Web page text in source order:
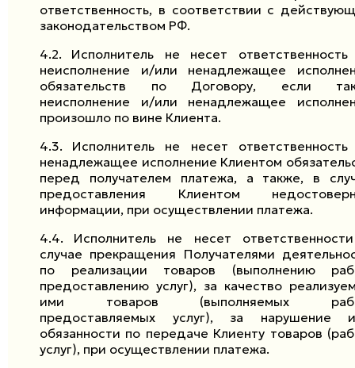
ответственность, в соответствии с
законодательством РФ.
4.2.
Исполнитель не несет
неисполнение и/или ненадлежащее
обязательств по Договору, если
неисполнение и/или ненадлежащее
произошло по вине Клиента.
4.3.
Исполнитель не несет
ненадлежащее исполнение Клиентом
перед получателем платежа, а также, в
предоставления Клиентом
информации, при осуществлении платежа.
4.4.
Исполнитель не несет
случае прекращения Получателями
по реализации товаров (выполнению
предоставлению услуг), за качество
ими товаров (выполняемых
предоставляемых услуг), за нарушение
обязанности по передаче Клиенту товаров
услуг), при осуществлении платежа.